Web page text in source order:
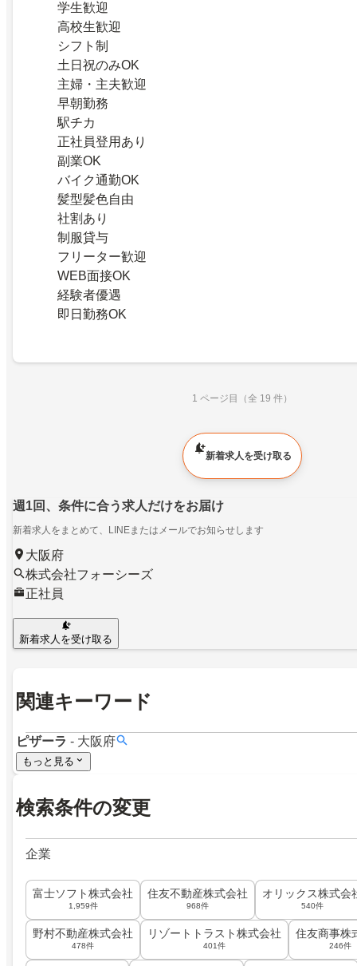
学生歓迎
高校生歓迎
シフト制
土日祝のみOK
主婦・主夫歓迎
早朝勤務
駅チカ
正社員登用あり
副業OK
バイク通勤OK
髪型髪色自由
社割あり
制服貸与
フリーター歓迎
WEB面接OK
経験者優遇
即日勤務OK
1 ページ目（全 19 件）
新着求人を受け取る
週1回、条件に合う求人だけをお届け
新着求人をまとめて、LINEまたはメールでお知らせします
大阪府
株式会社フォーシーズ
正社員
新着求人を受け取る
関連キーワード
ピザーラ - 大阪府
もっと見る
検索条件の変更
企業
富士ソフト株式会社
1,959件
住友不動産株式会社
968件
オリックス株式会
540件
野村不動産株式会社
478件
リゾートトラスト株式会社
401件
住友商事株
246件